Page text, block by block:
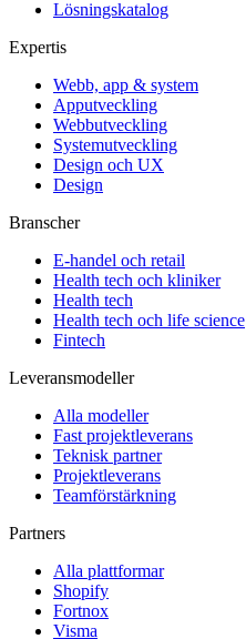
Lösningskatalog
Expertis
Webb, app & system
Apputveckling
Webbutveckling
Systemutveckling
Design och UX
Design
Branscher
E-handel och retail
Health tech och kliniker
Health tech
Health tech och life science
Fintech
Leveransmodeller
Alla modeller
Fast projektleverans
Teknisk partner
Projektleverans
Teamförstärkning
Partners
Alla plattformar
Shopify
Fortnox
Visma